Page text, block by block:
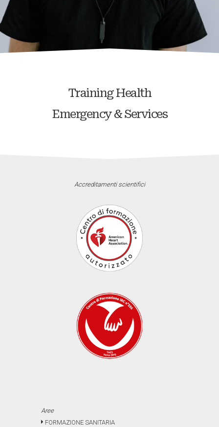
Training Health
Emergency & Services
Accreditamenti scientifici
Aree
FORMAZIONE SANITARIA